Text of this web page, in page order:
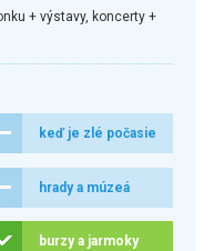
+ výstavy, koncerty +
keď je zlé počasie
hrady a múzeá
burzy a jarmoky